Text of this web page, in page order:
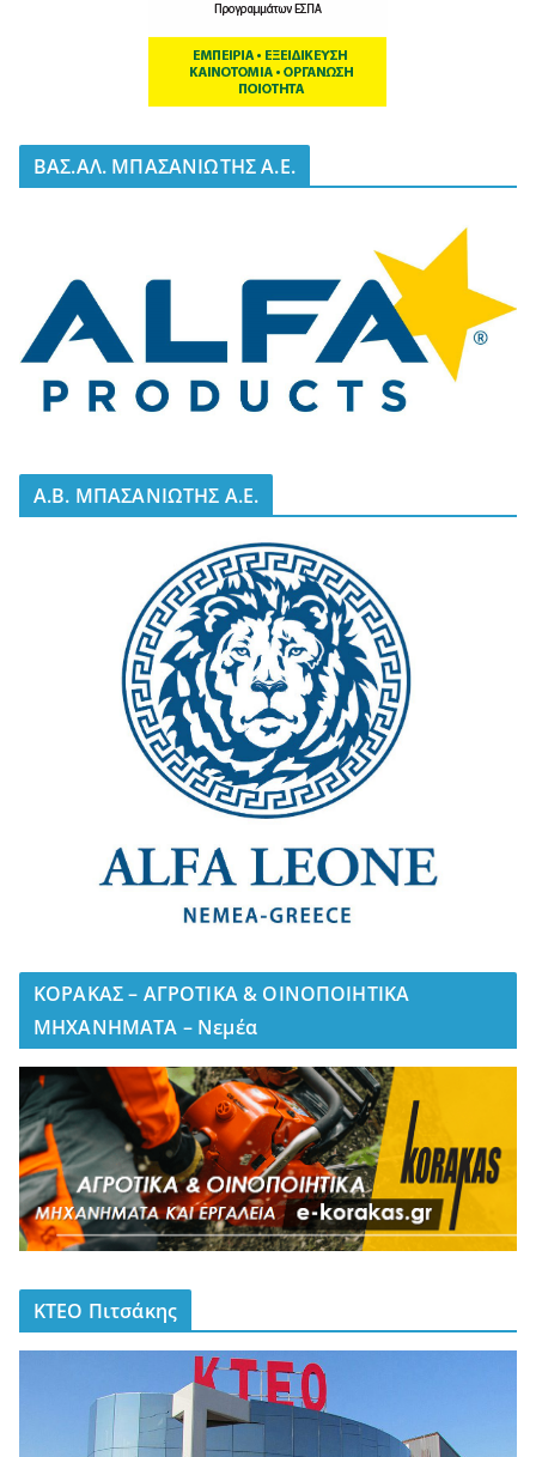
BΑΣ.ΑΛ. ΜΠΑΣΑΝΙΩΤΗΣ Α.Ε.
A.B. ΜΠΑΣΑΝΙΩΤΗΣ Α.Ε.
ΚΟΡΑΚΑΣ – ΑΓΡΟΤΙΚΑ & ΟΙΝΟΠΟΙΗΤΙΚΑ
ΜΗΧΑΝΗΜΑΤΑ – Νεμέα
ΚΤΕΟ Πιτσάκης